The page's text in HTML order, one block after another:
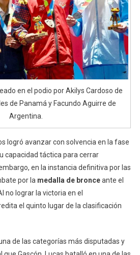
en el podio por Akilys Cardoso de
de Panamá y Facundo Aguirre de
Argentina.
logró avanzar con solvencia en la fase
capacidad táctica para cerrar
en la instancia definitiva por las
por la medalla de bronceante el
no lograr la victoria en el
el quinto lugar de la clasificación
de las categorías más disputadas y